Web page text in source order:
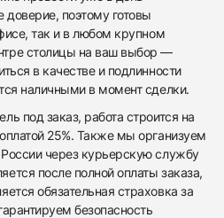
поэтому готовы
так и в любом крупном
столицы на ваш выбор —
в качестве и подлинности
наличными в момент сделки.
под заказ, работа строится на
25%. Также мы организуем
через курьерскую службу
после полной оплаты заказа,
обязательная страховка за
безопасность